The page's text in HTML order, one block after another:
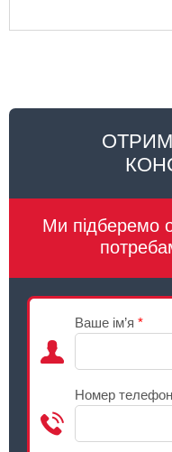
Ми підберемо
Ваше ім’я *
Номер